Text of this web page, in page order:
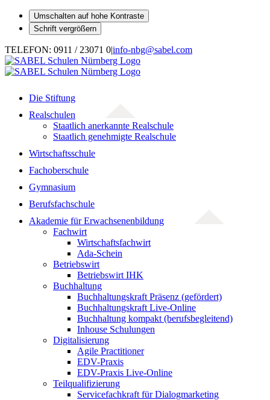
Umschalten auf hohe Kontraste
Schrift vergrößern
Zum
Inhalt
springen
TELEFON: 0911 / 23071 0|info-nbg@sabel.com
Die Stiftung
Realschulen
Staatlich anerkannte Realschule
Staatlich genehmigte Realschule
Wirtschaftsschule
Fachoberschule
Gymnasium
Berufsfachschule
Akademie für Erwachsenenbildung
Fachwirt
Wirtschaftsfachwirt
Ada-Schein
Betriebswirt
Betriebswirt IHK
Buchhaltung
Buchhaltungskraft Präsenz (gefördert)
Buchhaltungskraft Live-Online
Buchhaltung kompakt (berufsbegleitend)
Inhouse Schulungen
Digitalisierung
Agile Practitioner
EDV-Praxis
EDV-Praxis Live-Online
Teilqualifizierung
Servicefachkraft für Dialogmarketing